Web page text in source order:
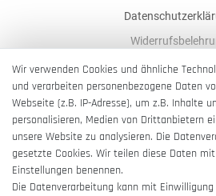
AGB
Impressum
Wir verwenden Cookies und ähnliche
und verarbeiten personenbezogene Daten
Webseite (z.B. IP-Adresse), um z.B. Inhalte
personalisieren, Medien von Drittanbietern
unsere Website zu analysieren. Die
gesetzte Cookies. Wir teilen diese Daten
Einstellungen benennen.
Die Datenverarbeitung kann mit